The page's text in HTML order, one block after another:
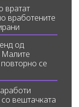
вратат
вработените
од
Малите
се
вештачката